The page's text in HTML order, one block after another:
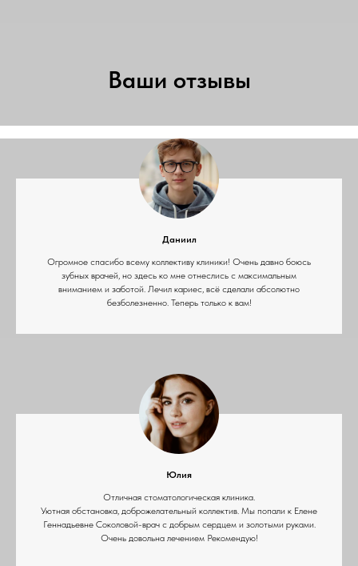
Ваши отзывы
Даниил
Огромное спасибо всему коллективу клиники! Очень давно боюсь
зубных врачей, но здесь ко мне отнеслись с максимальным
вниманием и заботой. Лечил кариес, всё сделали абсолютно
безболезненно. Теперь только к вам!
Юлия
Отличная стоматологическая клиника.
Уютная обстановка, доброжелательный коллектив. Мы попали к Елене
Геннадьевне Соколовой-врач с добрым сердцем и золотыми руками.
Очень довольна лечением Рекомендую!